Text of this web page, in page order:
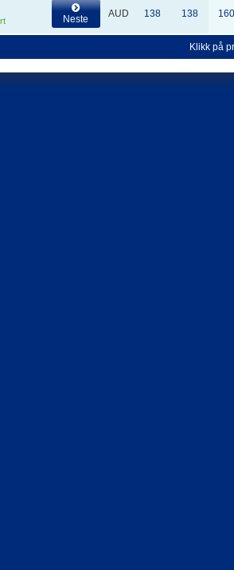
Neste AUD 138 138
Klikk på